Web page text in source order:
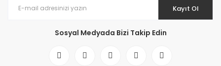
Kayıt Ol
Sosyal Medyada Bizi Takip Edin